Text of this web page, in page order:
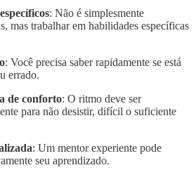
: Não é simplesmente
mas trabalhar em habilidades específicas
: Você precisa saber rapidamente se está
errado.
de conforto: O ritmo deve ser
para não desistir, difícil o suficiente
: Um mentor experiente pode
seu aprendizado.